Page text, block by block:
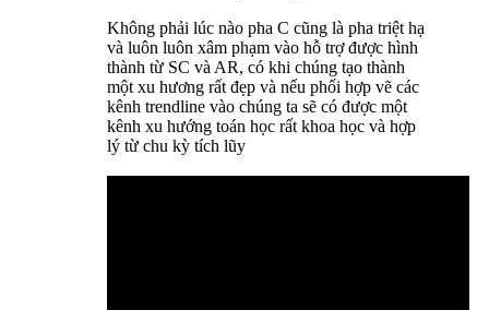
Không phải lúc nào pha C cũng là pha triệt hạ
và luôn luôn xâm phạm vào hỗ trợ được hình
thành từ SC và AR, có khi chúng tạo thành
một xu hương rất đẹp và nếu phối hợp vẽ các
kênh trendline vào chúng ta sẽ có được một
kênh xu hướng toán học rất khoa học và hợp
lý từ chu kỳ tích lũy